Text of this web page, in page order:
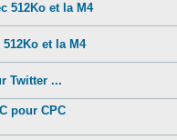
512Ko et la M4
et la M4
Twitter ...
pour CPC